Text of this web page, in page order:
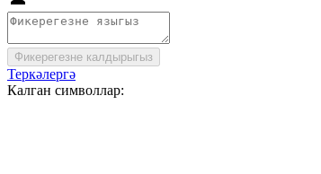
Фикерегезне калдырыгыз
Теркәлергә
Калган символлар: